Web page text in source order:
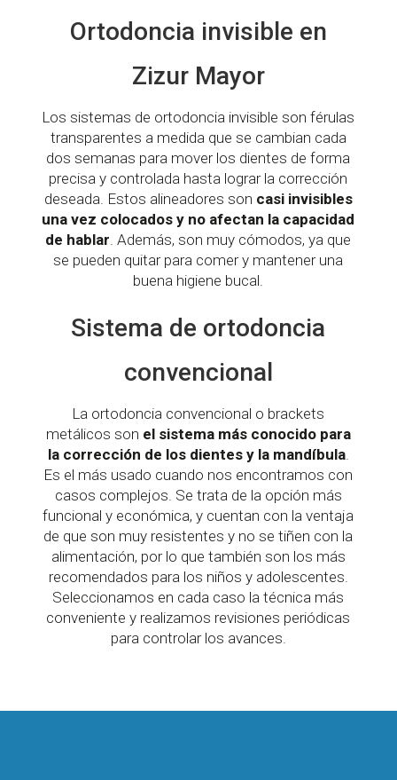
Ortodoncia invisible en
Zizur Mayor
Los sistemas de ortodoncia invisible son férulas
transparentes a medida que se cambian cada
dos semanas para mover los dientes de forma
precisa y controlada hasta lograr la corrección
deseada. Estos alineadores son casi invisibles
una vez colocados y no afectan la capacidad
de hablar . Además, son muy cómodos, ya que
se pueden quitar para comer y mantener una
buena higiene bucal.
Sistema de ortodoncia
convencional
La ortodoncia convencional o brackets
metálicos son el sistema más conocido para
la corrección de los dientes y la mandíbula.
Es el más usado cuando nos encontramos con
casos complejos. Se trata de la opción más
funcional y económica, y cuentan con la ventaja
de que son muy resistentes y no se tiñen con la
alimentación, por lo que también son los más
recomendados para los niños y adolescentes.
Seleccionamos en cada caso la técnica más
conveniente y realizamos revisiones periódicas
para controlar los avances.